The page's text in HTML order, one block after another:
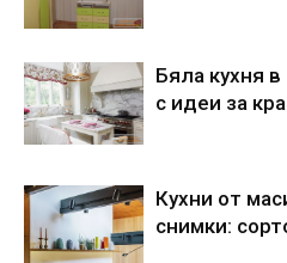
Бяла кухня
с идеи за
Кухни от
снимки: